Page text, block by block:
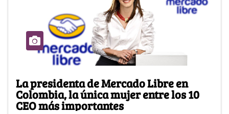
La presidenta de Mercado Libre en
Colombia, la única mujer entre los 10
CEO más importantes